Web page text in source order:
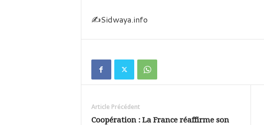
✍️Sidwaya.info
Article Précédent
Coopération : La France réaffirme son